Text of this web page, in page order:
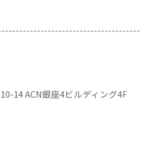
14 ACN銀座4ビルディング4F